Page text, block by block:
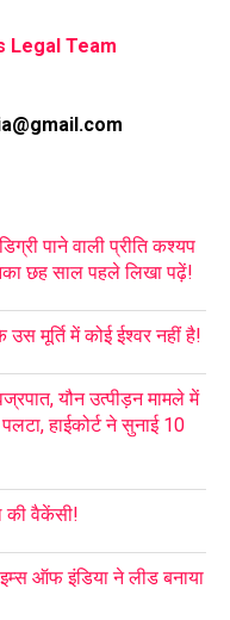
Legal Team
पाने वाली प्रीति कश्यप
छह साल पहले लिखा पढ़ें!
उस मूर्ति में कोई ईश्वर नहीं है!
यौन उत्पीड़न मामले में
हाईकोर्ट ने सुनाई 10
की वैकेंसी!
ऑफ इंडिया ने लीड बनाया